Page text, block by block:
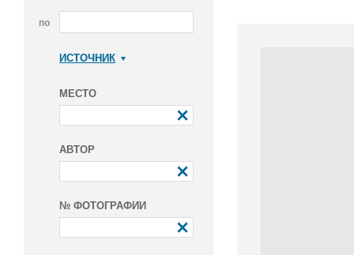
по
ИСТОЧНИК
МЕСТО
АВТОР
№ ФОТОГРАФИИ